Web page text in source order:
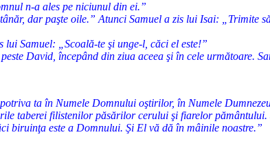
n-a ales pe niciunul din ei.”
dar paşte oile.” Atunci Samuel a zis lui Isai: „Trimite
Samuel: „Scoală-te şi unge-l, căci el este!”
David, începând din ziua aceea şi în cele următoare.
ta în Numele Domnului oştirilor, în Numele
taberei filistenilor păsărilor cerului şi fiarelor pământului.
biruinţa este a Domnului. Şi El vă dă în mâinile noastre.”